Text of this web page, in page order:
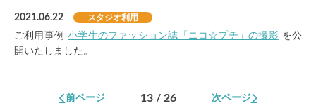
2021.06.22 スタジオ利用
ご利用事例 小学生のファッション誌「ニコ☆プチ」の撮影 を公
開いたしました。
前ページ 13 / 26 次ページ